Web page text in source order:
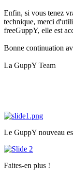
Enfin, si vous tenez
technique, merci
freeGuppY, elle est
Bonne continuation
La GuppY Team
Le GuppY nouveau
Faites-en plus !